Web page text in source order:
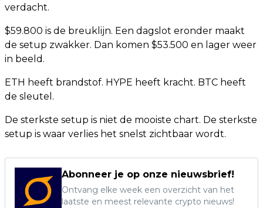
verdacht.
$59.800 is de breuklijn. Een dagslot eronder maakt
de setup zwakker. Dan komen $53.500 en lager weer
in beeld.
ETH heeft brandstof. HYPE heeft kracht. BTC heeft
de sleutel.
De sterkste setup is niet de mooiste chart. De sterkste
setup is waar verlies het snelst zichtbaar wordt.
Abonneer je op onze nieuwsbrief!
Ontvang elke week een overzicht van het
laatste en meest relevante crypto nieuws!